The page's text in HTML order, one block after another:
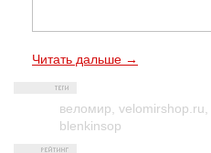
Читать дальше →
веломир, velomirshop.ru,
blenkinsop